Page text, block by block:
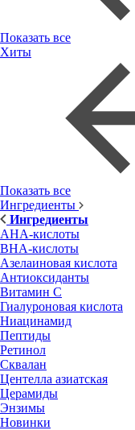
Показать все
Хиты
Показать все
Ингредиенты
Ингредиенты
AHA-кислоты
BHA-кислоты
Азелаиновая кислота
Антиоксиданты
Витамин С
Гиалуроновая кислота
Ниацинамид
Пептиды
Ретинол
Сквалан
Центелла азиатская
Церамиды
Энзимы
Новинки